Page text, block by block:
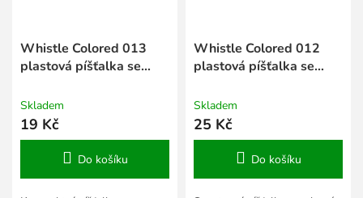
Whistle Colored 013
plastová píšťalka se
Skladem
19 Kč
Do košíku
Whistle Colored 012
plastová píšťalka se
Skladem
25 Kč
Do košíku